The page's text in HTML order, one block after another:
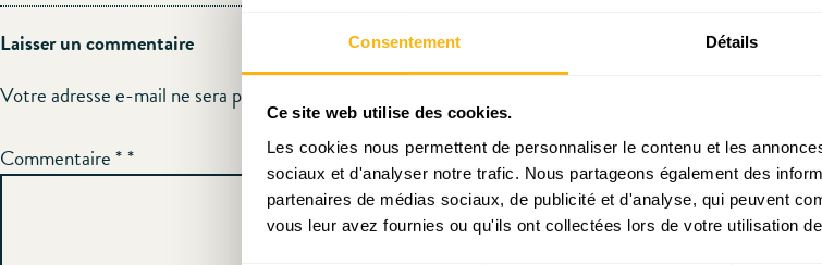
Consentement Détails
Ce site web utilise des cookies.
Les cookies nous permettent de personnaliser le contenu et les
sociaux et d'analyser notre trafic. Nous partageons également des
partenaires de médias sociaux, de publicité et d'analyse, qui peuvent
vous leur avez fournies ou qu'ils ont collectées lors de votre utilisation
Laisser un commentaire
Votre adresse e-mail ne sera pas publiée.
Commentaire*